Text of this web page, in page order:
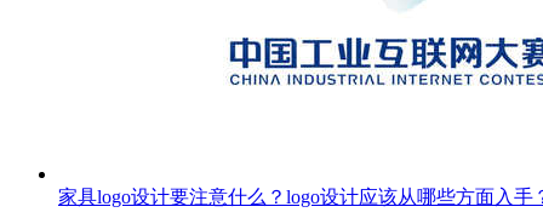
家具logo设计要注意什么？logo设计应该从哪些方面入手